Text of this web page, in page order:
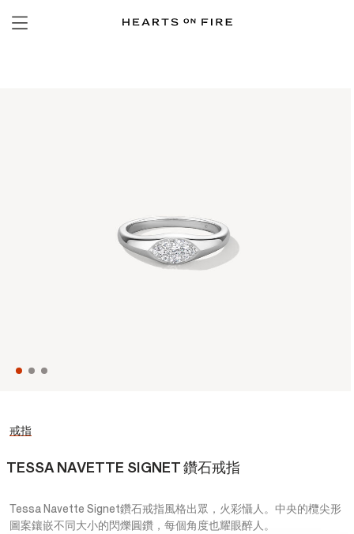
戒指
TESSA NAVETTE SIGNET 鑽石戒指
Tessa Navette Signet鑽石戒指風格出眾，火彩懾人。中央的欖尖形
圖案鑲嵌不同大小的閃爍圓鑽，每個角度也耀眼醉人。